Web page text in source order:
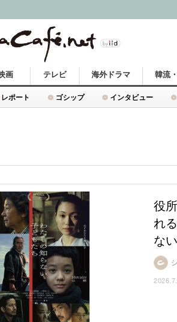
レポート ゴシップ インタビュー
画 テレビ 海外ドラマ 韓流
役
れ
な